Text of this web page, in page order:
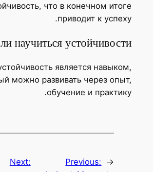
что в конечном итоге
приводит к успеху.
научиться устойчивости?
является навыком,
можно развивать через опыт,
обучение и практику.
←
Previous:
Next: